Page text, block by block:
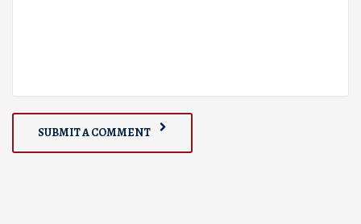
SUBMIT A COMMENT